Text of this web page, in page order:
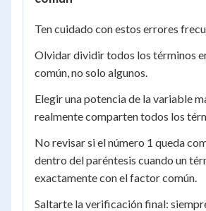
Ten cuidado con estos errores
Olvidar dividir todos los términos
común, no solo algunos.
Elegir una potencia de la variable
realmente comparten todos los
No revisar si el número 1 queda
dentro del paréntesis cuando un
exactamente con el factor común.
Saltarte la verificación final: